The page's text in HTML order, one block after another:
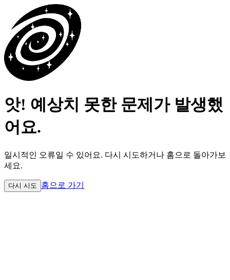
앗! 예상치 못한 문제가 발생했
어요.
일시적인 오류일 수 있어요. 다시 시도하거나 홈으로 돌아가보
세요.
다시 시도 홈으로 가기